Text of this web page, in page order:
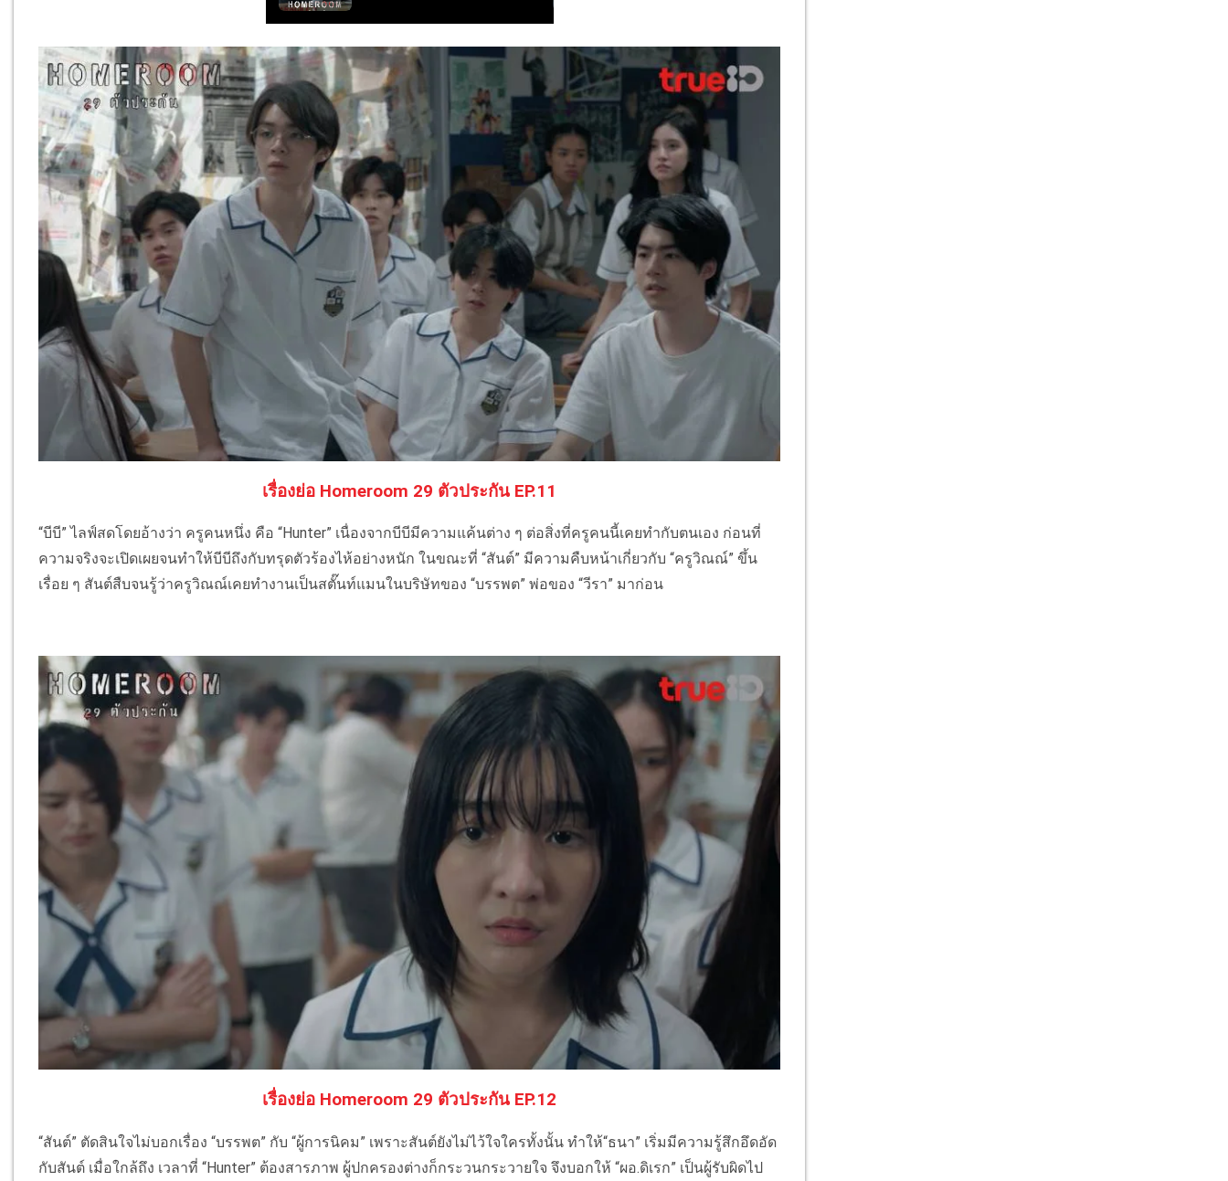
เรื่องย่อ Homeroom 29 ตัวประกัน EP.11
“บีบี” ไลฟ์สดโดยอ้างว่า ครูคนหนึ่ง คือ “Hunter” เนื่องจากบีบีมีความแค้นต่าง ๆ ต่อสิ่งที่ครูคนนี้เคยทํากับตนเอง ก่อนที่
ความจริงจะเปิดเผยจนทําให้บีบีถึงกับทรุดตัวร้องไห้อย่างหนัก ในขณะที่ “สันต์” มีความคืบหน้าเกี่ยวกับ “ครูวิณณ์” ขึ้น
เรื่อย ๆ สันต์สืบจนรู้ว่าครูวิณณ์เคยทํางานเป็นสตั๊นท์แมนในบริษัทของ “บรรพต” พ่อของ “วีรา” มาก่อน
เรื่องย่อ Homeroom 29 ตัวประกัน EP.12
“สันต์” ตัดสินใจไม่บอกเรื่อง “บรรพต” กับ “ผู้การนิคม” เพราะสันต์ยังไม่ไว้ใจใครทั้งนั้น ทําให้“ธนา” เริ่มมีความรู้สึกอึดอัด
กับสันต์ เมื่อใกล้ถึง เวลาที่ “Hunter” ต้องสารภาพ ผู้ปกครองต่างก็กระวนกระวายใจ จึงบอกให้ “ผอ.ดิเรก” เป็นผู้รับผิดไป